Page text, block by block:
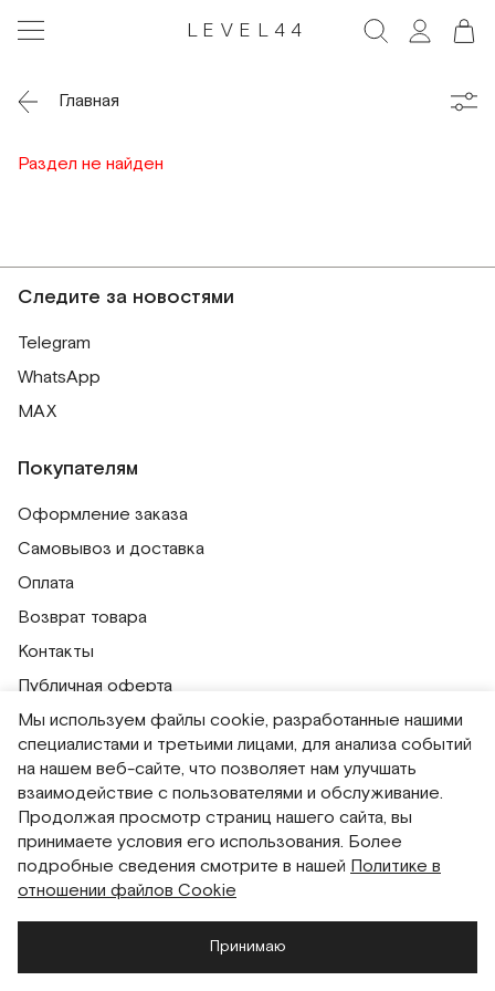
LEVEL44
Главная
Раздел не найден
Следите за новостями
Telegram
WhatsApp
MAX
Покупателям
Оформление заказа
Самовывоз и доставка
Оплата
Возврат товара
Контакты
Публичная оферта
Политика обработки персональных данных
Политика использования сессионных файлов
Согласие на получение рассылок
Согласие на обработку персональных данных
Система привилегий
РусскийEnglish
Мы используем файлы cookie, разработанные нашими
специалистами и третьими лицами, для анализа событий
на нашем веб-сайте, что позволяет нам улучшать
взаимодействие с пользователями и обслуживание.
Продолжая просмотр страниц нашего сайта, вы
принимаете условия его использования. Более
подробные сведения смотрите в нашей Политике в
отношении файлов Cookie
Принимаю